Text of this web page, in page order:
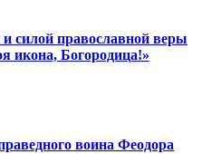
силой православной веры
икона, Богородица!»
воина Феодора